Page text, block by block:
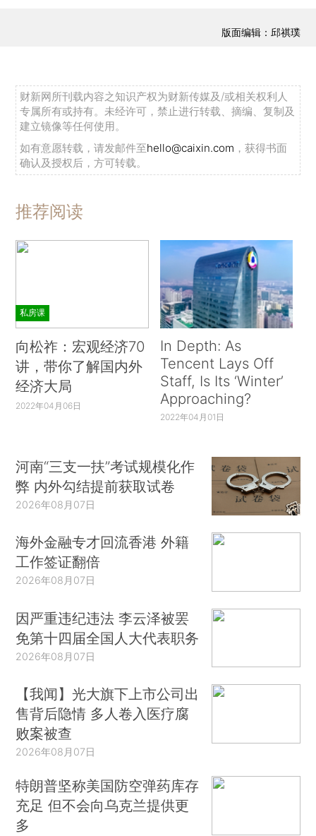
版面编辑：邱祺璞
财新网所刊载内容之知识产权为财新传媒及/或相关权利人
专属所有或持有。未经许可，禁止进行转载、摘编、复制及
建立镜像等任何使用。
如有意愿转载，请发邮件至hello@caixin.com ，获得书面
确认及授权后，方可转载。
推荐阅读
私房课
向松祚：宏观经济70
讲，带你了解国内外
经济大局
2022年04月06日
In Depth: As
Tencent Lays Off
Staff, Is Its ‘Winter’
Approaching?
2022年04月01日
河南“三支一扶”考试规模化作
弊 内外勾结提前获取试卷
2026年08月07日
海外金融专才回流香港 外籍
工作签证翻倍
2026年08月07日
因严重违纪违法 李云泽被罢
免第十四届全国人大代表职务
2026年08月07日
【我闻】光大旗下上市公司出
售背后隐情 多人卷入医疗腐
败案被查
2026年08月07日
特朗普坚称美国防空弹药库存
充足 但不会向乌克兰提供更
多